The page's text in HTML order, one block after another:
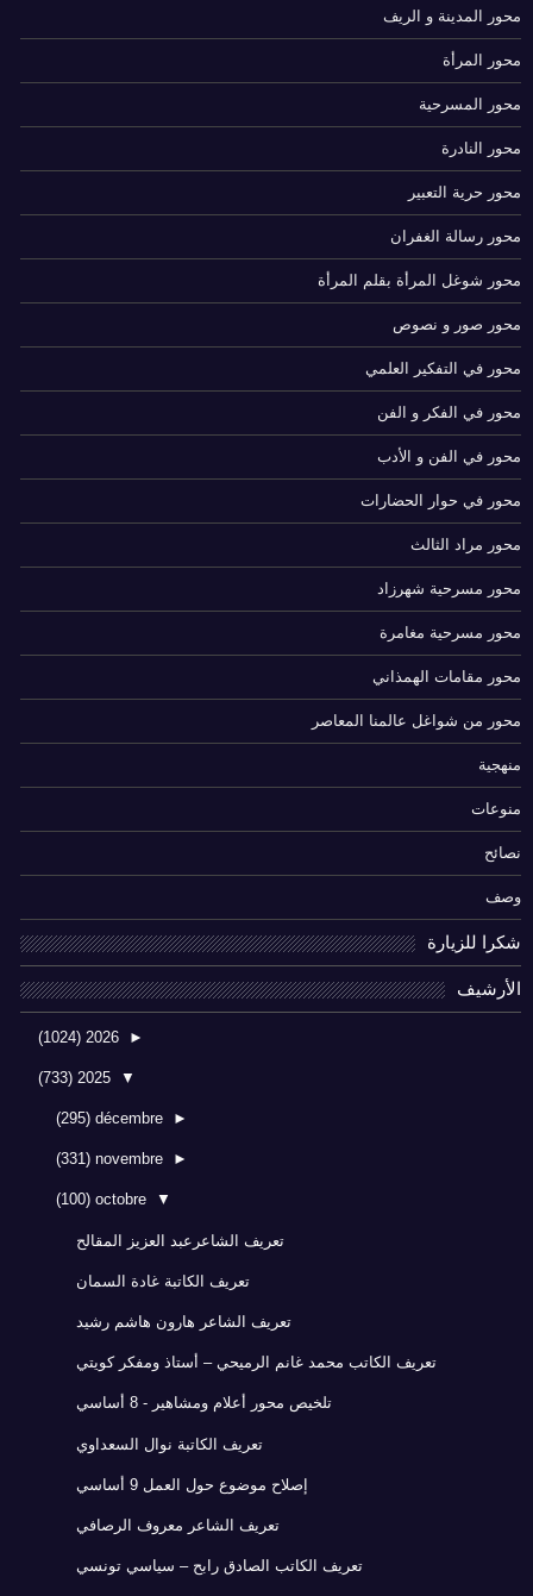
محور المدينة و الريف
محور المرأة
محور المسرحية
محور النادرة
محور حرية التعبير
محور رسالة الغفران
محور شوغل المرأة بقلم المرأة
محور صور و نصوص
محور في التفكير العلمي
محور في الفكر و الفن
محور في الفن و الأدب
محور في حوار الحضارات
محور مراد الثالث
محور مسرحية شهرزاد
محور مسرحية مغامرة
محور مقامات الهمذاني
محور من شواغل عالمنا المعاصر
منهجية
منوعات
نصائح
وصف
شكرا للزيارة
الأرشيف
►
2026
(1024)
▼
2025
(733)
►
décembre
(295)
►
novembre
(331)
▼
octobre
(100)
تعريف الشاعرعبد العزيز المقالح
تعريف الكاتبة غادة السمان
تعريف الشاعر هارون هاشم رشيد
تعريف الكاتب محمد غانم الرميحي – أستاذ ومفكر كويتي
تلخيص محور أعلام ومشاهير - 8 أساسي
تعريف الكاتبة نوال السعداوي
إصلاح موضوع حول العمل 9 أساسي
تعريف الشاعر معروف الرصافي
تعريف الكاتب الصادق رابح – سياسي تونسي